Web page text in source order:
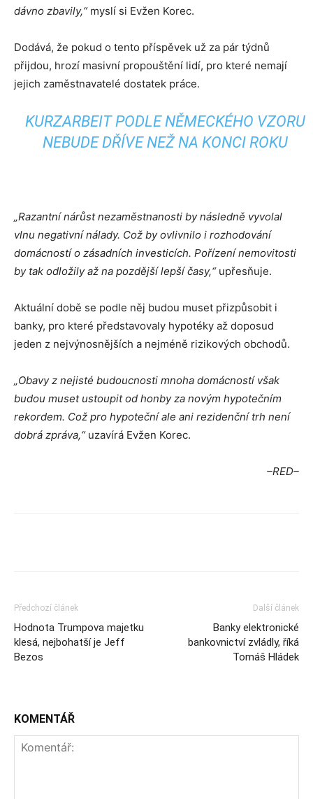
dávno zbavily,“ myslí si Evžen Korec.
Dodává, že pokud o tento příspěvek už za pár týdnů
přijdou, hrozí masivní propouštění lidí, pro které nemají
jejich zaměstnavatelé dostatek práce.
KURZARBEIT PODLE NĚMECKÉHO VZORU
NEBUDE DŘÍVE NEŽ NA KONCI ROKU
„Razantní nárůst nezaměstnanosti by následně vyvolal
vlnu negativní nálady. Což by ovlivnilo i rozhodování
domácností o zásadních investicích. Pořízení nemovitosti
by tak odložily až na pozdější lepší časy,“ upřesňuje.
Aktuální době se podle něj budou muset přizpůsobit i
banky, pro které představovaly hypotéky až doposud
jeden z nejvýnosnějších a nejméně rizikových obchodů.
„Obavy z nejisté budoucnosti mnoha domácností však
budou muset ustoupit od honby za novým hypotečním
rekordem. Což pro hypoteční ale ani rezidenční trh není
dobrá zpráva,“uzavírá Evžen Korec.
–RED–
Předchozí článek
Hodnota Trumpova majetku
klesá, nejbohatší je Jeff
Bezos
Další článek
Banky elektronické
bankovnictví zvládly, říká
Tomáš Hládek
KOMENTÁŘ